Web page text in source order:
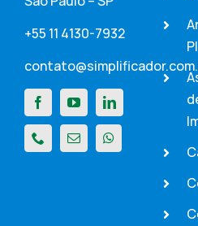
+55 11 4130-7932